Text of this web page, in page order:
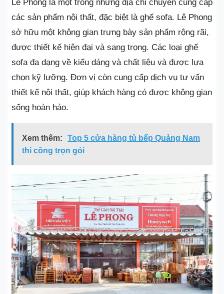
Lê Phong là một trong những địa chỉ chuyên cung cấp
các sản phẩm nội thất, đặc biệt là ghế sofa. Lê Phong
sở hữu một không gian trưng bày sản phẩm rộng rãi,
được thiết kế hiện đại và sang trọng. Các loại ghế
sofa đa dạng về kiểu dáng và chất liệu và được lựa
chọn kỹ lưỡng. Đơn vị còn cung cấp dịch vụ tư vấn
thiết kế nội thất, giúp khách hàng có được không gian
sống hoàn hảo.
Xem thêm:
Top 5 cửa hàng tủ bếp Quảng Nam
thi công trọn gói